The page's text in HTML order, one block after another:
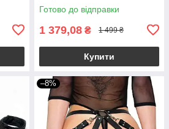
Готово до відправки
1 379,08 ₴ 1 499 ₴
Купити
–8%